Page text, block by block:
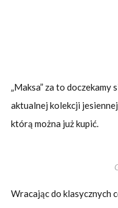
„Maksa” za to doczekamy
aktualnej kolekcji
którą można już kupić.
Wracając do klasycznych